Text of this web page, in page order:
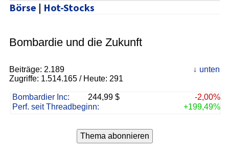
Börse | Hot-Stocks
Bombardie und die Zukunft
Beiträge: 2.189
Zugriffe: 1.514.165 / Heute: 291
unten
Bombardier Inc: 244,99 $
-2,00%
Perf. seit Threadbeginn:
+199,49%